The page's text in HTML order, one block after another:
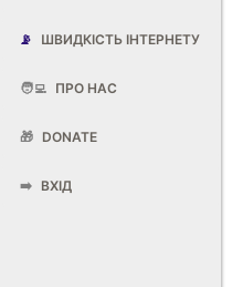
📡 ШВИДКІСТЬ ІНТЕРНЕТУ
🧑‍💻 ПРО НАС
🎁 DONATE
➡️ ВХІД